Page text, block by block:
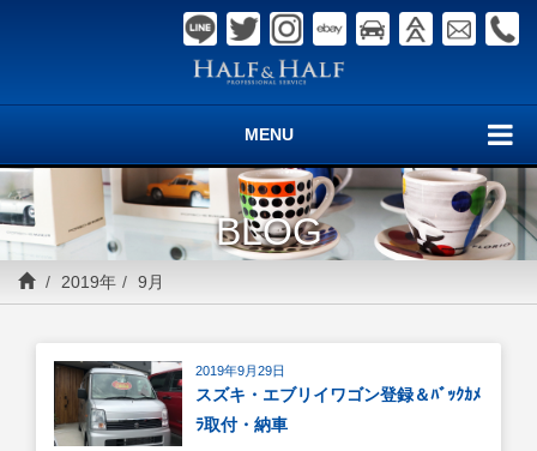
MENU
BLOG
2019年 9月
2019年9月29日
スズキ・エブリイワゴン登録＆ﾊﾞｯｸｶﾒ
ﾗ取付・納車